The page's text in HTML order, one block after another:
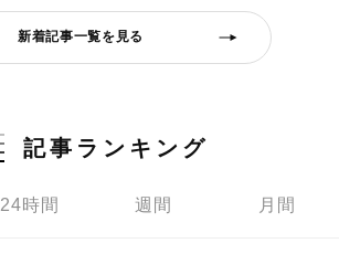
新着記事一覧を見る
記事ランキング
24時間 週間 月間